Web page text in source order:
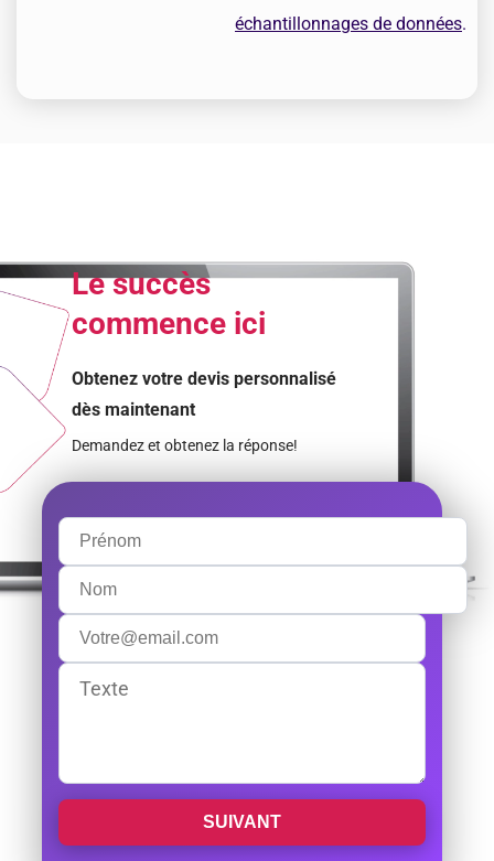
échantillonnages de données.
Le succès
commence ici
Obtenez votre devis personnalisé
dès maintenant
Demandez et obtenez la réponse!
SUIVANT